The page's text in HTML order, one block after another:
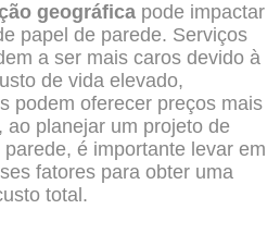
geográfica pode impactar
papel de parede. Serviços
a ser mais caros devido à
de vida elevado,
podem oferecer preços mais
planejar um projeto de
é importante levar em
fatores para obter uma
total.